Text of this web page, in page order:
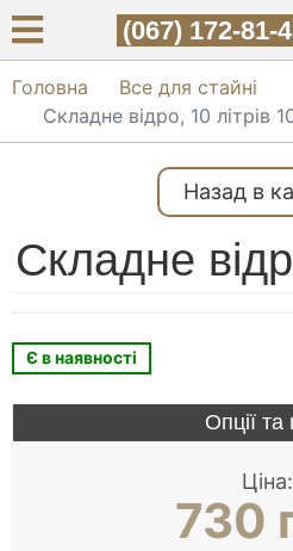
(067) 172-81-
Головна
Все для стайні
Складне відро, 10 літрів
Назад в
Складне
Є в наявності
Опції та
Ціна:
730